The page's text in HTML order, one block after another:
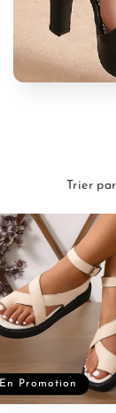
Trier
En Promotion